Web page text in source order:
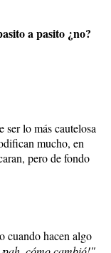
a pasito ¿no?
ser lo más cautelosa
mucho, en
pero de fondo
cuando hacen algo